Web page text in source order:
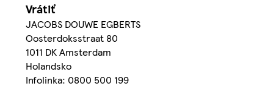
Vrátiť
JACOBS DOUWE EGBERTS
Oosterdoksstraat 80
1011 DK Amsterdam
Holandsko
Infolinka: 0800 500 199